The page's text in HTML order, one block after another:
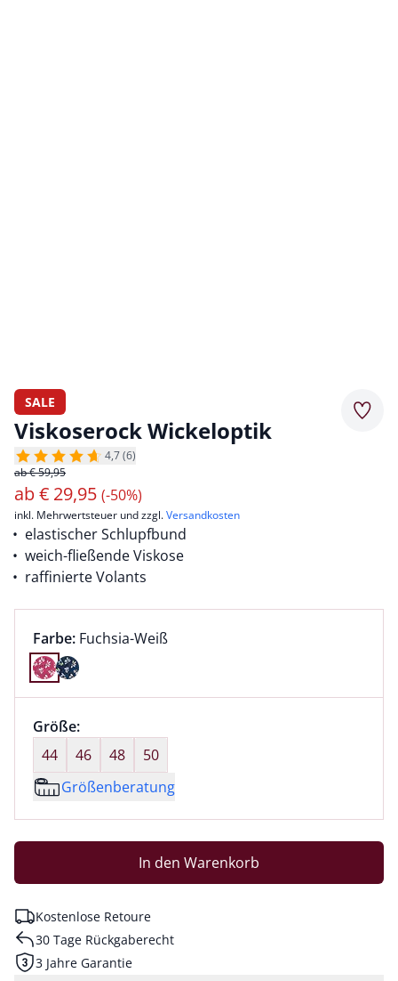
SALE
Viskoserock Wickeloptik
4,7 (6)
ab € 59,95
ab€ 29,95 (-50%)
inkl. Mehrwertsteuer und zzgl.Versandkosten
elastischer Schlupfbund
weich-fließende Viskose
raffinierte Volants
Farbauswahl:
Farbe: aktuell ausgewählt:
Fuchsia-Weiß
Farbe Fuchsia-Weiß ausgewählt
Größenauswahl:
Größe:nichts ausgewählt
44
46 48
50
Größenberatung
In den Warenkorb
Kostenlose Retoure
30 Tage Rückgaberecht
3 Jahre Garantie